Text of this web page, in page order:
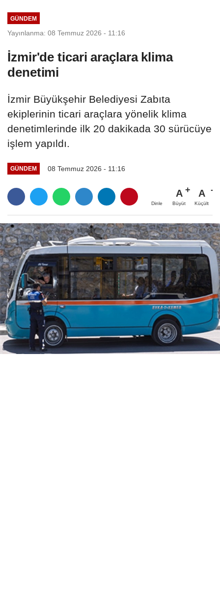
GÜNDEM
Yayınlanma: 08 Temmuz 2026 - 11:16
İzmir'de ticari araçlara klima
denetimi
İzmir Büyükşehir Belediyesi Zabıta
ekiplerinin ticari araçlara yönelik klima
denetimlerinde ilk 20 dakikada 30 sürücüye
işlem yapıldı.
GÜNDEM 08 Temmuz 2026 - 11:16
Dinle
A
Büyüt
A
Küçült